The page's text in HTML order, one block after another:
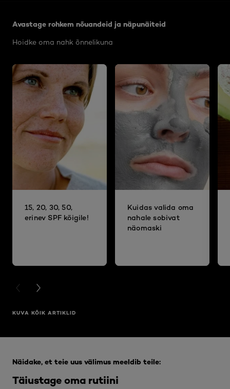
Avastage rohkem nõuandeid ja näpunäiteid
Hoidke oma nahk õnnelikuna
15, 20, 30, 50,
erinev SPF kõigile!
Kuidas valida oma
nahale sobivat
näomaski
PREVIOUS CARD
NEXT CARD
KUVA KÕIK ARTIKLID
Täiustage oma rutiini
Näidake, et teie uus välimus meeldib teile: